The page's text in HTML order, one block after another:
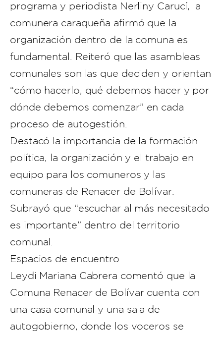
programa y periodista Nerliny Carucí, la
comunera caraqueña afirmó que la
organización dentro de la comuna es
fundamental. Reiteró que las asambleas
comunales son las que deciden y orientan
“cómo hacerlo, qué debemos hacer y por
dónde debemos comenzar” en cada
proceso de autogestión.
Destacó la importancia de la formación
política, la organización y el trabajo en
equipo para los comuneros y las
comuneras de Renacer de Bolívar.
Subrayó que “escuchar al más necesitado
es importante” dentro del territorio
comunal.
Espacios de encuentro
Leydi Mariana Cabrera comentó que la
Comuna Renacer de Bolívar cuenta con
una casa comunal y una sala de
autogobierno, donde los voceros se